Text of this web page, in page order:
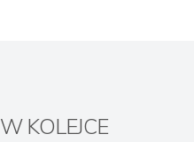
W KOLEJCE